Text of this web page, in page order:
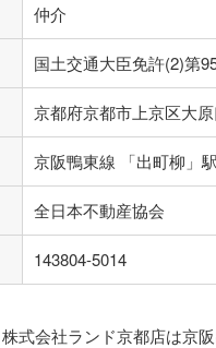
仲介
国土交通大臣免許(2)第
京都府京都市上京区大
京阪鴨東線 「出町柳」
全日本不動産協会
143804-5014
式会社ランド京都店は京